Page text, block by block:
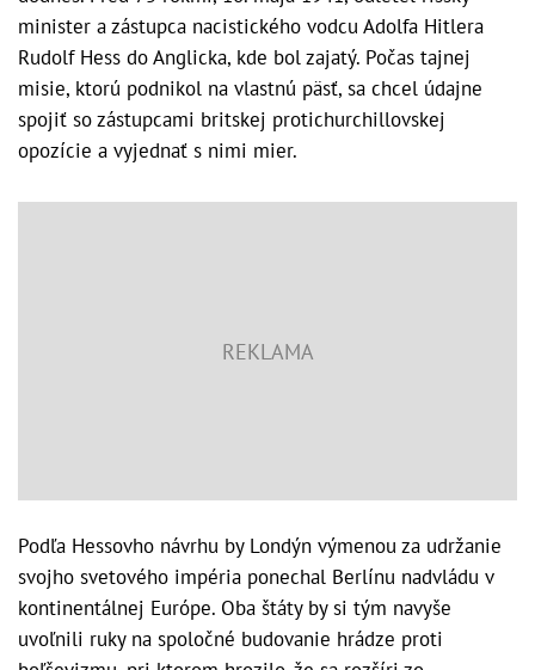
minister a zástupca nacistického vodcu Adolfa Hitlera
Rudolf Hess do Anglicka, kde bol zajatý. Počas tajnej
misie, ktorú podnikol na vlastnú päsť, sa chcel údajne
spojiť so zástupcami britskej protichurchillovskej
opozície a vyjednať s nimi mier.
Podľa Hessovho návrhu by Londýn výmenou za udržanie
svojho svetového impéria ponechal Berlínu nadvládu v
kontinentálnej Európe. Oba štáty by si tým navyše
uvoľnili ruky na spoločné budovanie hrádze proti